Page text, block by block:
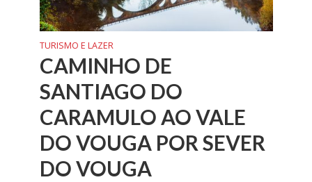
TURISMO E LAZER
CAMINHO DE
SANTIAGO DO
CARAMULO AO VALE
DO VOUGA POR SEVER
DO VOUGA